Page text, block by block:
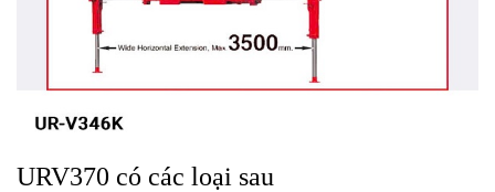
URV370 có các loại sau